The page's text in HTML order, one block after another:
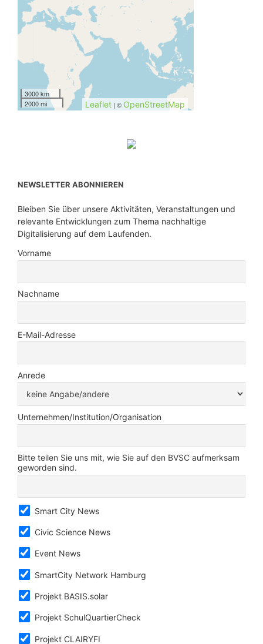
3000 km
2000 mi
Leaflet | © OpenStreetMap
NEWSLETTER ABONNIEREN
Bleiben Sie über unsere Aktivitäten, Veranstaltungen und
relevante Entwicklungen zum Thema nachhaltige
Digitalisierung auf dem Laufenden.
Vorname
Nachname
E-Mail-Adresse
Anrede
Unternehmen/Institution/Organisation
Bitte teilen Sie uns mit, wie Sie auf den BVSC aufmerksam
geworden sind.
Smart City News
Civic Science News
Event News
SmartCity Network Hamburg
Projekt BASIS.solar
Projekt SchulQuartierCheck
Projekt CLAIRYFI